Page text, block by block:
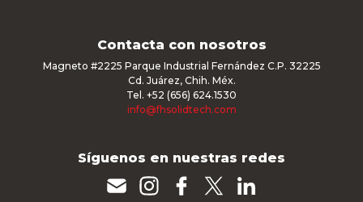
Contacta con nosotros
Magneto #2225 Parque Industrial Fernández C.P. 32225
Cd. Juárez, Chih. Méx.
Tel. +52 (656) 624.1530
info@fhsolidtech.com
Síguenos en nuestras redes